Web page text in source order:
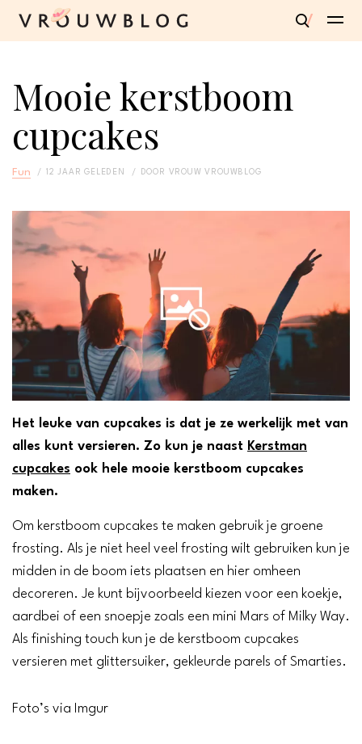
Mooie kerstboom
cupcakes
Fun 12 JAAR GELEDEN DOOR VROUW VROUWBLOG
Het leuke van cupcakes is dat je ze werkelijk met van
alles kunt versieren. Zo kun je naast Kerstman
cupcakes ook hele mooie kerstboom cupcakes
maken.
Om kerstboom cupcakes te maken gebruik je groene
frosting. Als je niet heel veel frosting wilt gebruiken kun je
midden in de boom iets plaatsen en hier omheen
decoreren. Je kunt bijvoorbeeld kiezen voor een koekje,
aardbei of een snoepje zoals een mini Mars of Milky Way.
Als finishing touch kun je de kerstboom cupcakes
versieren met glittersuiker, gekleurde parels of Smarties.
Foto’s via Imgur